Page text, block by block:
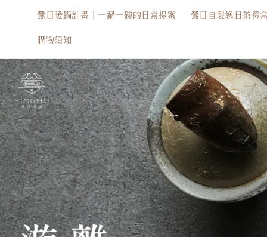
鶯目暖鍋計畫｜一鍋一碗的日常提案 鶯目自製逸日茶禮
購物須知